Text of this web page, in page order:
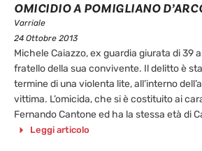
OMICIDIO A POMIGLIANO
Varriale
24 Ottobre 2013
Michele Caiazzo, ex guardia giurata di 39
fratello della sua convivente. Il delitto è
termine di una violenta lite, all’interno
vittima. L’omicida, che si è costituito ai
Fernando Cantone ed ha la stessa età di
Leggi articolo